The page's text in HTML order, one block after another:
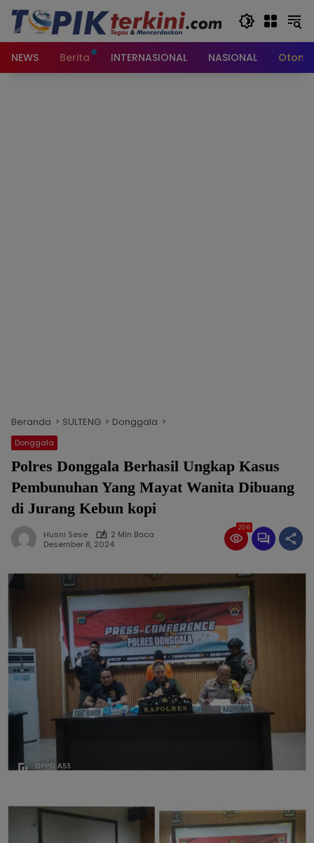
Langsung
konten
NEWS
Berita INTERNASIONAL NASIONAL
Beranda SULTENG Donggala
Donggala
Polres Donggala Berhasil Ungkap Kasus
Pembunuhan Yang Mayat Wanita Dibuang
di Jurang Kebun kopi
Husni Sese
2 Min Baca
Desember 8, 2024
206